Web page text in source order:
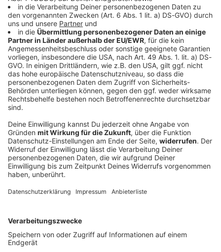
Bayern
Ein Toter und sechs Verletzte bei Unfall mit
Transporter
Ein Kleintransporter kommt von der Straße ab und
überschlägt sich. Einer der sieben Insassen stirbt,
DEINE GEMERKTEN ARTIKEL